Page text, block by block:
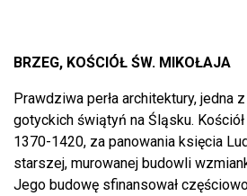
BRZEG, KOŚCIÓŁ ŚW. MIKOŁAJA
Prawdziwa perła architektury, jedna
gotyckich świątyń na Śląsku.
1370-1420, za panowania księcia
starszej, murowanej budowli
Jego budowę sfinansował